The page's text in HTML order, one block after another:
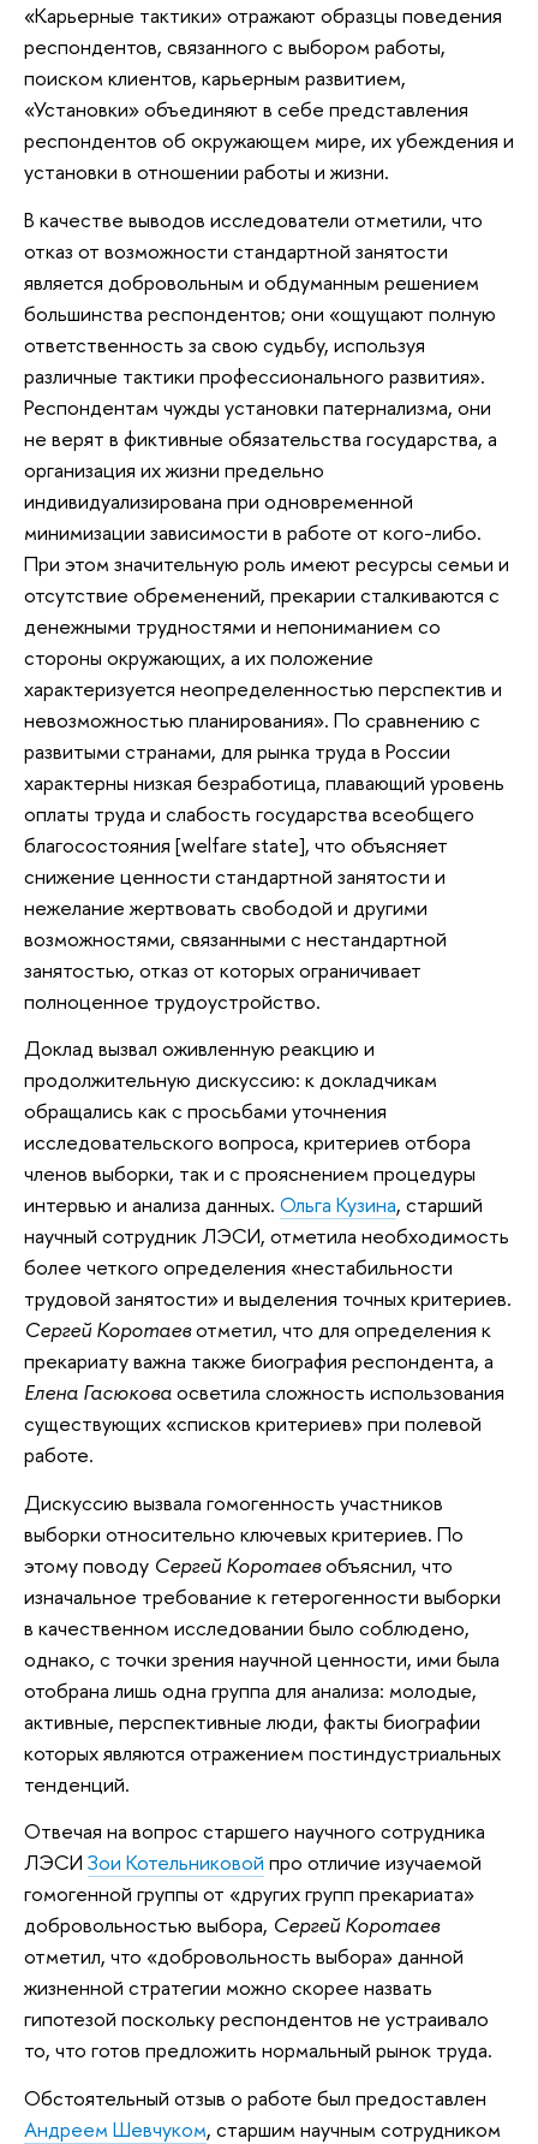
«Карьерные тактики» отражают образцы поведения
респондентов, связанного с выбором работы,
поиском клиентов, карьерным развитием,
«Установки» объединяют в себе представления
респондентов об окружающем мире, их убеждения и
установки в отношении работы и жизни.
В качестве выводов исследователи отметили, что
отказ от возможности стандартной занятости
является добровольным и обдуманным решением
большинства респондентов; они «ощущают полную
ответственность за свою судьбу, используя
различные тактики профессионального развития».
Респондентам чужды установки патернализма, они
не верят в фиктивные обязательства государства, а
организация их жизни предельно
индивидуализирована при одновременной
минимизации зависимости в работе от кого-либо.
При этом значительную роль имеют ресурсы семьи и
отсутствие обременений, прекарии сталкиваются с
денежными трудностями и непониманием со
стороны окружающих, а их положение
характеризуется неопределенностью перспектив и
невозможностью планирования». По сравнению с
развитыми странами, для рынка труда в России
характерны низкая безработица, плавающий уровень
оплаты труда и слабость государства всеобщего
благосостояния [welfare state], что объясняет
снижение ценности стандартной занятости и
нежелание жертвовать свободой и другими
возможностями, связанными с нестандартной
занятостью, отказ от которых ограничивает
полноценное трудоустройство.
Доклад вызвал оживленную реакцию и
продолжительную дискуссию: к докладчикам
обращались как с просьбами уточнения
исследовательского вопроса, критериев отбора
членов выборки, так и с прояснением процедуры
интервью и анализа данных. Ольга Кузина, старший
научный сотрудник ЛЭСИ, отметила необходимость
более четкого определения «нестабильности
трудовой занятости» и выделения точных критериев.
Сергей Коротаевотметил, что для определения к
прекариату важна также биография респондента, а
Елена Гасюковаосветила сложность использования
существующих «списков критериев» при полевой
работе.
Дискуссию вызвала гомогенность участников
выборки относительно ключевых критериев. По
этому поводу Сергей Коротаевобъяснил, что
изначальное требование к гетерогенности выборки
в качественном исследовании было соблюдено,
однако, с точки зрения научной ценности, ими была
отобрана лишь одна группа для анализа: молодые,
активные, перспективные люди, факты биографии
которых являются отражением постиндустриальных
тенденций.
Отвечая на вопрос старшего научного сотрудника
ЛЭСИ Зои Котельниковой про отличие изучаемой
гомогенной группы от «других групп прекариата»
добровольностью выбора, Сергей Коротаев
отметил, что «добровольность выбора» данной
жизненной стратегии можно скорее назвать
гипотезой поскольку респондентов не устраивало
то, что готов предложить нормальный рынок труда.
Обстоятельный отзыв о работе был предоставлен
Андреем Шевчуком, старшим научным сотрудником